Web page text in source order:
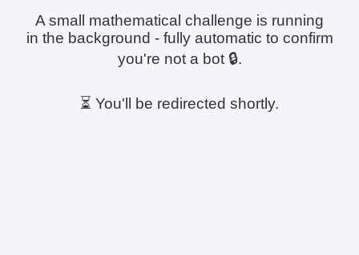
A small mathematical challenge is running
in the background - fully automatic to confirm
you're not a bot 🔒.
⏳ You'll be redirected shortly.